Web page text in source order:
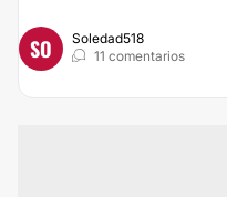
SO
Soledad518
11 comentarios